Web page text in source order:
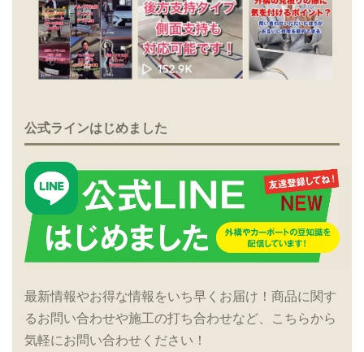
公式ラインはじめました
最新情報やお得な情報をいち早くお届け！商品に関す
るお問い合わせや施工の打ち合わせなど、こちらから
気軽にお問い合わせください！